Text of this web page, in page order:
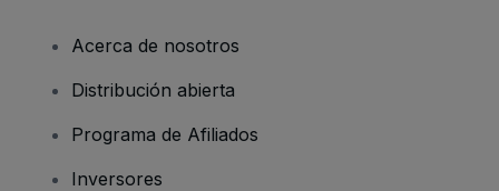
Acerca de nosotros
Distribución abierta
Programa de Afiliados
Inversores